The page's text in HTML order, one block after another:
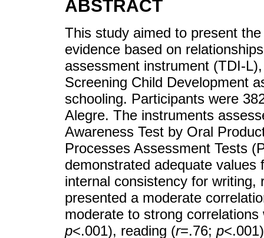
ABSTRACT
This study aimed to present
evidence based on
assessment instrument (TDI-
Screening Child Development
schooling. Participants were
Alegre. The instruments
Awareness Test by Oral
Processes Assessment Tests
demonstrated adequate values
internal consistency for
presented a moderate
moderate to strong
p<.001), reading (r=.76; p